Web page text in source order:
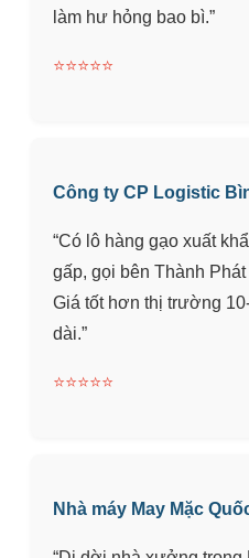
làm hư hỏng bao bì.”
⭐⭐⭐⭐⭐
Công ty CP Logistic
“Có lô hàng gạo xuất
gấp, gọi bên Thành
Giá tốt hơn thị trường
dài.”
⭐⭐⭐⭐⭐
Nhà máy May Mặc